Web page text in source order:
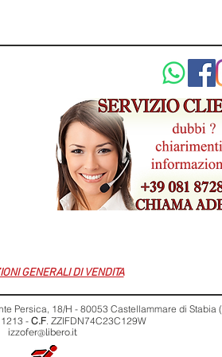
GENERALI DI VENDITA
Persica, 18/H - 80053 Castellammare di Stabia
- C.F. ZZIFDN74C23C129W
izzofer@libero.it